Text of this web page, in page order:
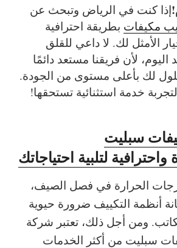
إذا كنت في الرياض وتبحث عن
مكيفات بطريقة احترافية
الأمثل لك. لا داعي للقلق
لأن فريقنا مستعد دائمًا
لك بأعلى مستوى من الجودة.
خدمة استثنائية تستحقها!
سبليت
لتلبية احتياجاتك
الحرارة في فصل الصيف،
أنظمة التكييف ضرورة حيوية
ومن أجل ذلك، تعتبر شركة
سبليت من أكثر الخدمات